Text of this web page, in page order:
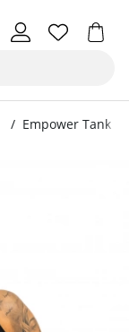
Empower Tank